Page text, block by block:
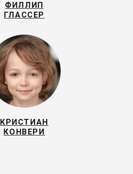
ФИЛЛИП
ГЛАССЕР
КРИСТИАН
КОНВЕРИ